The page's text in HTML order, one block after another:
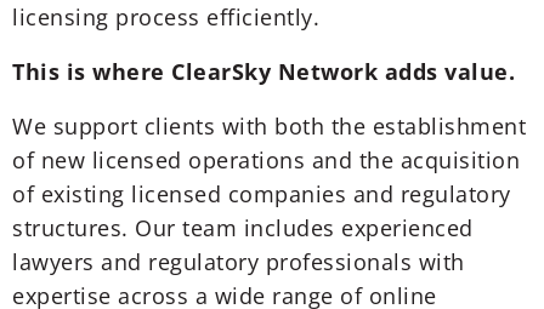
licensing process efficiently.
This is where ClearSky Network adds value.
We support clients with both the establishment
of new licensed operations and the acquisition
of existing licensed companies and regulatory
structures. Our team includes experienced
lawyers and regulatory professionals with
expertise across a wide range of online